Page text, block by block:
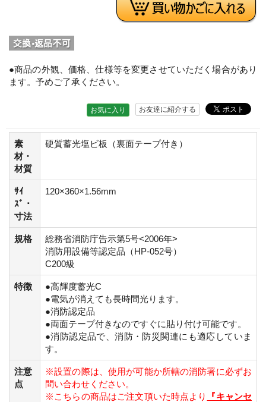
●商品の外観、価格、仕様等を変更させていただく場合があり
ます。予めご了承ください。
お友達に紹介する
お気に入り
素
材・
材質
硬質蓄光塩ビ板（裏面テープ付き）
ｻｲ
ｽﾞ・
寸法
120×360×1.56mm
規格
総務省消防庁告示第5号<2006年>
消防用設備等認定品（HP-052号）
C200級
特徴
●高輝度蓄光C
●電気が消えても長時間光ります。
●消防認定品
●両面テープ付きなのですぐに貼り付け可能です。
●消防認定品で、消防・防災関連にも適応していま
す。
注意
点
※設置の際は、使用が可能か所轄の消防署に必ずお
問い合わせください。
※こちらの商品はご注文頂いた時点より
『キャンセ